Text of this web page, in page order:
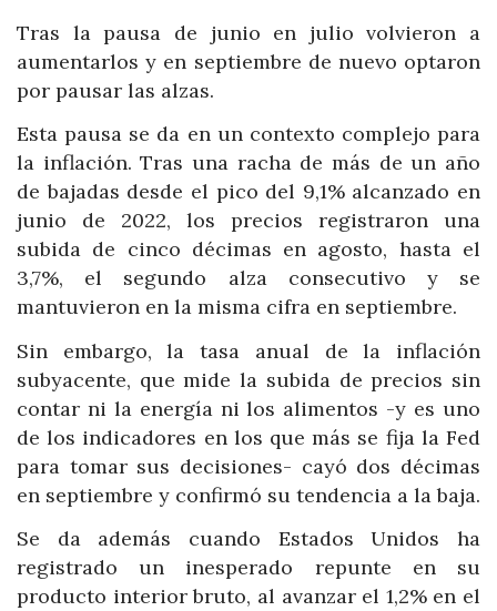
Tras la pausa de junio en julio volvieron a
aumentarlos y en septiembre de nuevo optaron
por pausar las alzas.
Esta pausa se da en un contexto complejo para
la inflación. Tras una racha de más de un año
de bajadas desde el pico del 9,1% alcanzado en
junio de 2022, los precios registraron una
subida de cinco décimas en agosto, hasta el
3,7%, el segundo alza consecutivo y se
mantuvieron en la misma cifra en septiembre.
Sin embargo, la tasa anual de la inflación
subyacente, que mide la subida de precios sin
contar ni la energía ni los alimentos -y es uno
de los indicadores en los que más se fija la Fed
para tomar sus decisiones- cayó dos décimas
en septiembre y confirmó su tendencia a la baja.
Se da además cuando Estados Unidos ha
registrado un inesperado repunte en su
producto interior bruto, al avanzar el 1,2% en el